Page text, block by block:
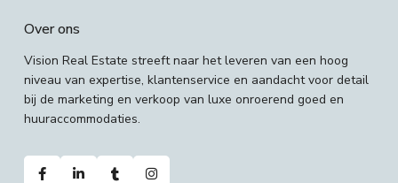
Over ons
Vision Real Estate streeft naar het leveren van een hoog
niveau van expertise, klantenservice en aandacht voor detail
bij de marketing en verkoop van luxe onroerend goed en
huuraccommodaties.